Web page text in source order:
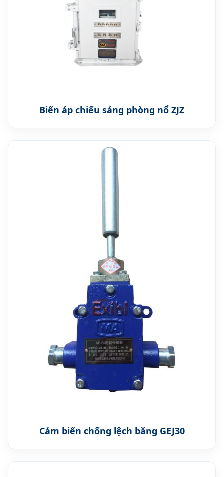
Biến áp chiếu sáng phòng nổ ZJZ
Cảm biến chống lệch băng GEJ30